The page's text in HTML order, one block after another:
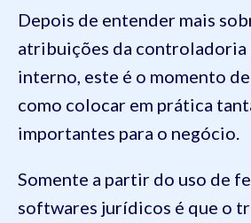
Depois de entender mais
atribuições da
interno, este é o momento
como colocar em prática
importantes para o negócio.
Somente a partir do uso de
softwares jurídicos é que o